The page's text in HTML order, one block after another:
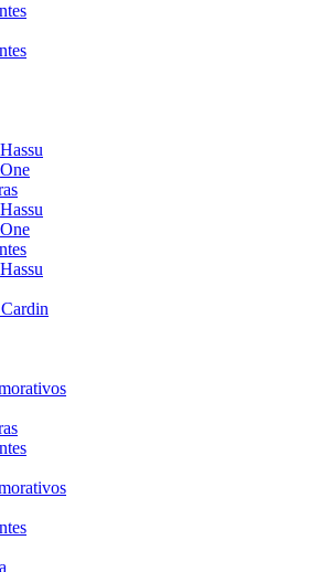
Hassu
One
Hassu
One
Hassu